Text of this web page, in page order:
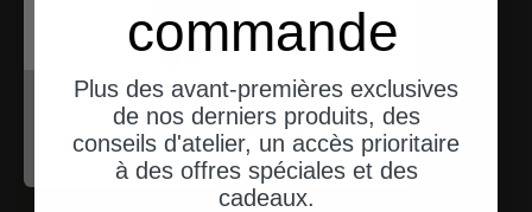
Proxxon
Inbusschlüssel (HX)
Angebot
$17.00
commande
Plus des avant-premières exclusives
de nos derniers produits, des
conseils d'atelier, un accès prioritaire
à des offres spéciales et des
cadeaux.